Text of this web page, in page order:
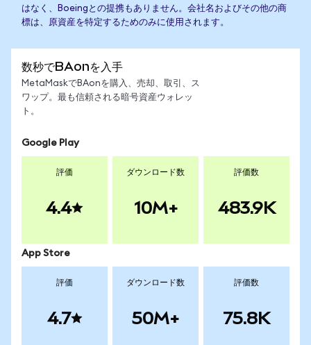
はなく、Boeingとの提携もありません。会社名およびその他の商
標は、原資産を特定するためのみに使用されます。
数秒でBAonを入手
MetaMaskでBAonを購入、売却、取引、ス
ワップ。最も信頼される暗号資産ウォレッ
ト。
Google Play
評価
4.4
ダウンロード数
10M+
評価数
483.9K
App Store
評価
4.7
ダウンロード数
50M+
評価数
75.8K